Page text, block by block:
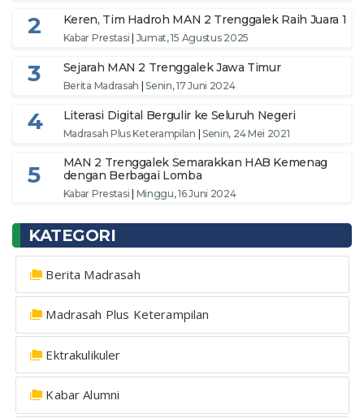
2 Keren, Tim Hadroh MAN 2 Trenggalek Raih Juara 1
Kabar Prestasi | Jumat, 15 Agustus 2025
3 Sejarah MAN 2 Trenggalek Jawa Timur
Berita Madrasah |Senin, 17 Juni 2024
4 Literasi Digital Bergulir ke Seluruh Negeri
Madrasah Plus Keterampilan | Senin, 24 Mei 2021
5
MAN 2 Trenggalek Semarakkan HAB Kemenag
dengan Berbagai Lomba
Kabar Prestasi | Minggu, 16 Juni 2024
KATEGORI
Berita Madrasah
Madrasah Plus Keterampilan
Ektrakulikuler
Kabar Alumni